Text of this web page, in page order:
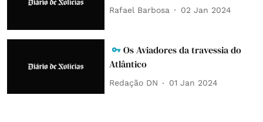
Rafael Barbosa 02 Jan 2024
Os Aviadores da travessia do
Atlântico
Redação DN 01 Jan 2024